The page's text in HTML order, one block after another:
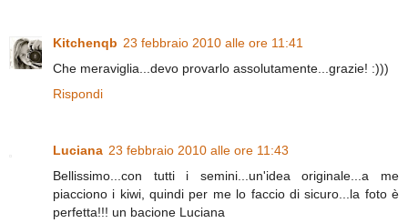
Kitchenqb 23 febbraio 2010 alle ore 11:41
Che meraviglia...devo provarlo assolutamente...grazie! :)))
Rispondi
Luciana 23 febbraio 2010 alle ore 11:43
Bellissimo...con tutti i semini...un'idea originale...a me
piacciono i kiwi, quindi per me lo faccio di sicuro...la foto è
perfetta!!! un bacione Luciana